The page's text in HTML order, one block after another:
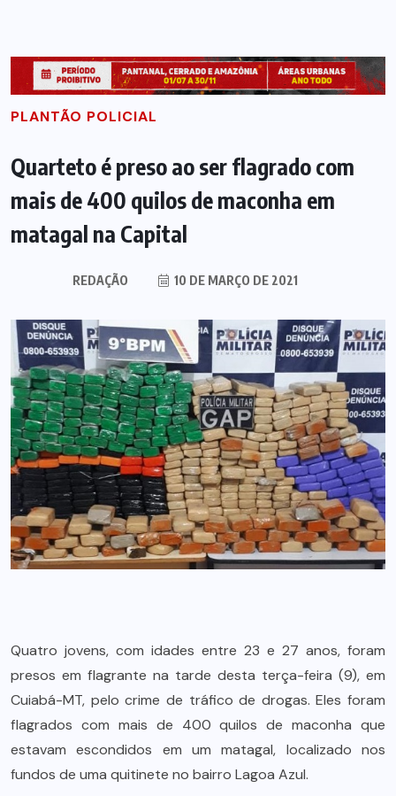
PLANTÃO POLICIAL
Quarteto é preso ao ser flagrado com
mais de 400 quilos de maconha em
matagal na Capital
REDAÇÃO 10 DE MARÇO DE 2021
Quatro jovens, com idades entre 23 e 27 anos, foram
presos em flagrante na tarde desta terça-feira (9), em
Cuiabá-MT, pelo crime de tráfico de drogas. Eles foram
flagrados com mais de 400 quilos de maconha que
estavam escondidos em um matagal, localizado nos
fundos de uma quitinete no bairro Lagoa Azul.